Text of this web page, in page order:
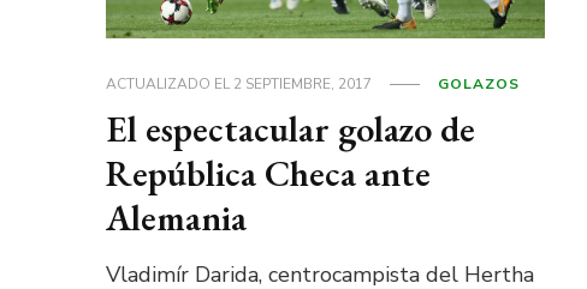
ACTUALIZADO EL2 SEPTIEMBRE, 2017 GOLAZOS
El espectacular golazo de
República Checa ante
Alemania
Vladimír Darida, centrocampista del Hertha